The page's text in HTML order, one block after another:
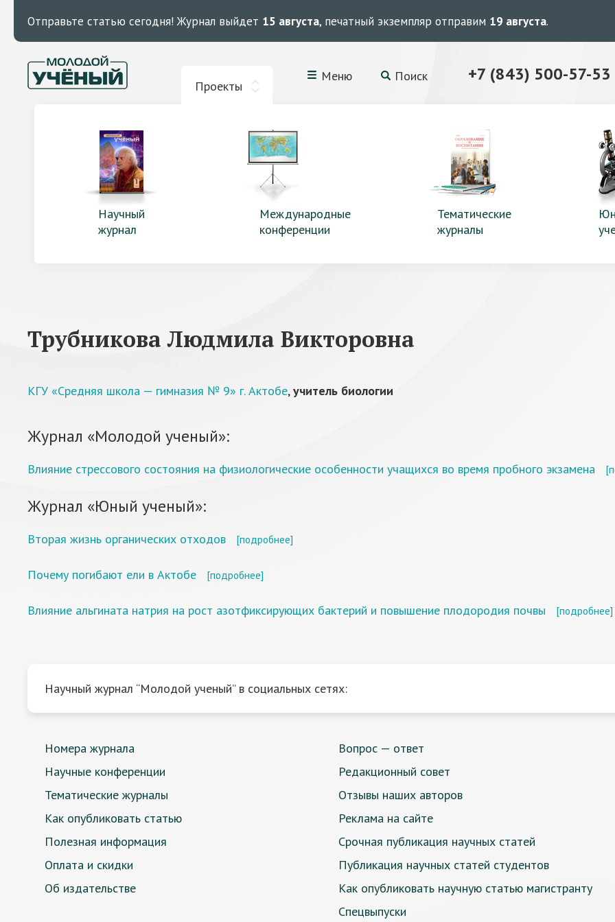
Отправьте статью сегодня! Журнал выйдет 15 августа, печатный экземпляр отправим 19 августа.
Проекты
Меню Поиск +7 (843) 500-57-53
Научный
журнал
Международные
конференции
Тематические
журналы
Трубникова Людмила Викторовна
КГУ «Средняя школа — гимназия № 9» г. Актобе,учитель биологии
Журнал «Молодой ученый»:
Влияние стрессового состояния на физиологические особенности учащихся во время пробного экзамена
Журнал «Юный ученый»:
Вторая жизнь органических отходов [подробнее]
Почему погибают ели в Актобе [подробнее]
Влияние альгината натрия на рост азотфиксирующих бактерий и повышение плодородия почвы [подробнее]
Научный журнал “Молодой ученый” в социальных сетях:
Номера журнала
Научные конференции
Тематические журналы
Как опубликовать статью
Полезная информация
Оплата и скидки
Об издательстве
Вопрос — ответ
Редакционный совет
Отзывы наших авторов
Реклама на сайте
Срочная публикация научных статей
Публикация научных статей студентов
Как опубликовать научную статью магистранту
Спецвыпуски